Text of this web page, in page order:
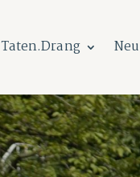
Taten.Drang